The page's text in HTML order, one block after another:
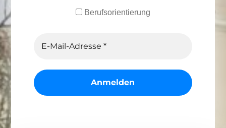
Berufsorientierung